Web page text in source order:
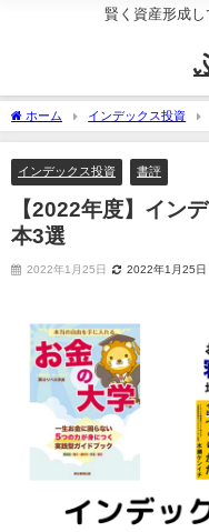
賢く資産形成し
ホーム インデックス投資
本3選
インデックス投資 書評
【2022年度】イン
本3選
2022年1月25日 2022年1月25日